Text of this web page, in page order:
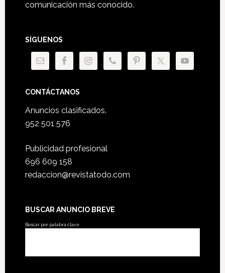
comunicación más conocido.
SÍGUENOS
CONTÁCTANOS
Anuncios clasificados.
952 501 576
Publicidad profesional
696 609 158
redaccion@revistatodo.com
BUSCAR ANUNCIO BREVE
Buscar por palabra clave